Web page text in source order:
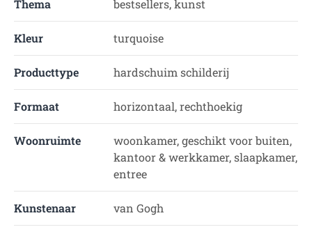
Thema bestsellers, kunst
Kleur turquoise
Producttype hardschuim schilderij
Formaat horizontaal, rechthoekig
Woonruimte
woonkamer, geschikt voor buiten,
kantoor & werkkamer, slaapkamer,
entree
Kunstenaar van Gogh